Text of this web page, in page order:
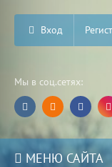
Вход
Мы в соц.сетях:
МЕНЮ САЙТА